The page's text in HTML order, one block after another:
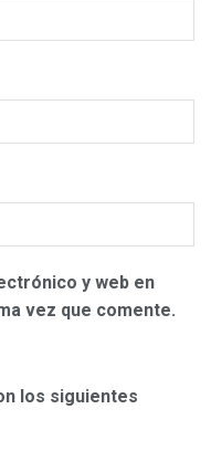
y web en
vez que comente.
los siguientes